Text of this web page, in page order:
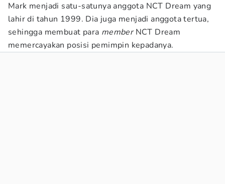
Mark menjadi satu-satunya anggota NCT Dream yang
lahir di tahun 1999. Dia juga menjadi anggota tertua,
sehingga membuat para memberNCT Dream
memercayakan posisi pemimpin kepadanya.